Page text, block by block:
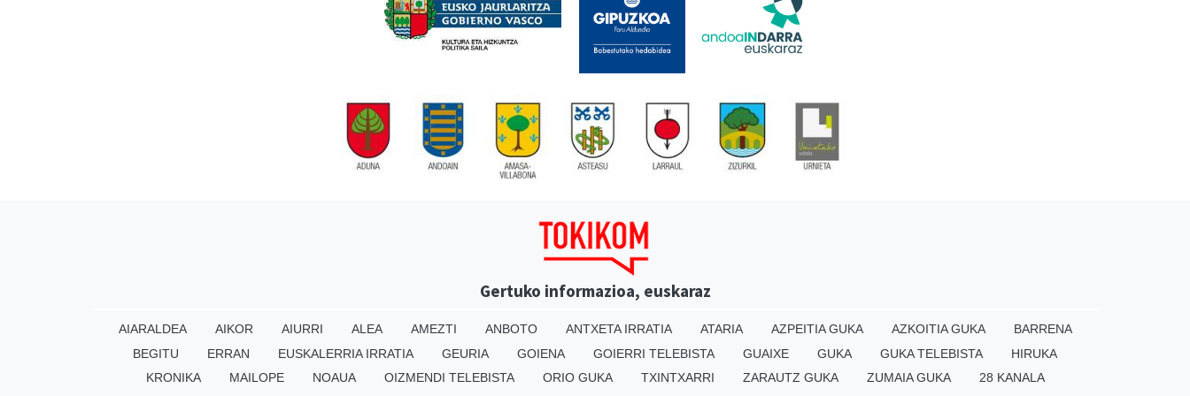
Gertuko informazioa, euskaraz
AIARALDEA AIKOR AIURRI ALEA AMEZTI ANBOTO ANTXETA IRRATIA ATARIA AZPEITIA GUKA AZKOITIA GUKA
BARRENA
BEGITU
ERRAN EUSKALERRIA IRRATIA GEURIA GOIENA GOIERRI TELEBISTA GUAIXE GUKA GUKA TELEBISTA
HIRUKA
KRONIKA
MAILOPE NOAUA OIZMENDI TELEBISTA ORIO GUKA TXINTXARRI ZARAUTZ GUKA ZUMAIA GUKA 28 KANALA